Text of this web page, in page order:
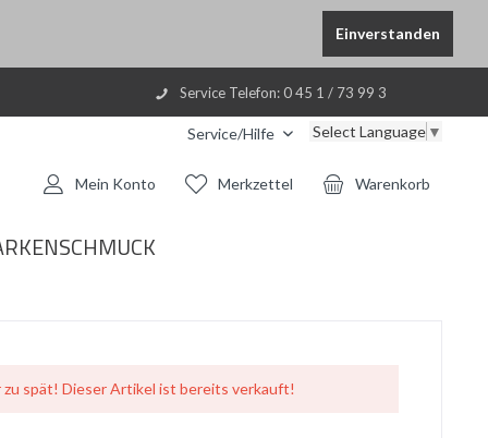
Einverstanden
Service Telefon: 0 45 1 / 73 99 3
Service/Hilfe Select Language ▼
Warenkorb
Merkzettel
Mein Konto
zu spät! Dieser Artikel ist bereits verkauft!